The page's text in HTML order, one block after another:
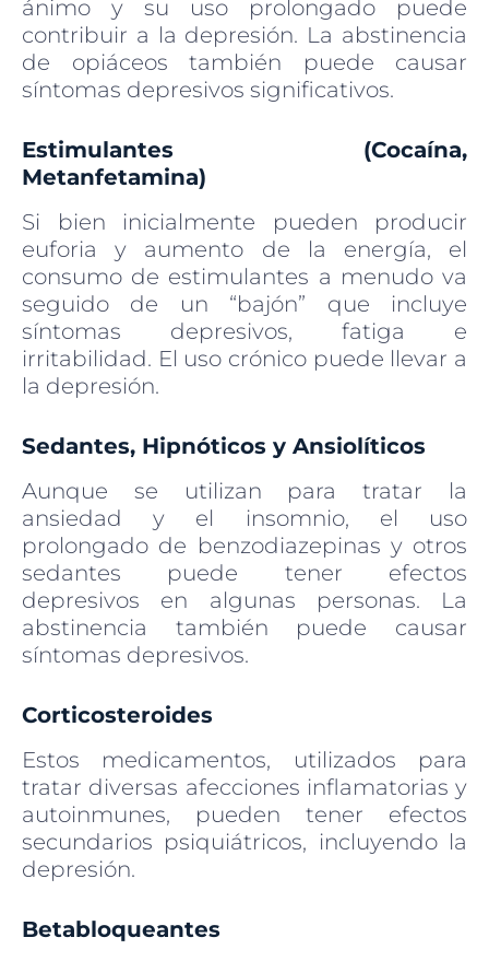
ánimo y su uso prolongado puede
contribuir a la depresión. La abstinencia
de opiáceos también puede causar
síntomas depresivos significativos.
Estimulantes (Cocaína,
Metanfetamina)
Si bien inicialmente pueden producir
euforia y aumento de la energía, el
consumo de estimulantes a menudo va
seguido de un “bajón” que incluye
síntomas depresivos, fatiga e
irritabilidad. El uso crónico puede llevar a
la depresión.
Sedantes, Hipnóticos y Ansiolíticos
Aunque se utilizan para tratar la
ansiedad y el insomnio, el uso
prolongado de benzodiazepinas y otros
sedantes puede tener efectos
depresivos en algunas personas. La
abstinencia también puede causar
síntomas depresivos.
Corticosteroides
Estos medicamentos, utilizados para
tratar diversas afecciones inflamatorias y
autoinmunes, pueden tener efectos
secundarios psiquiátricos, incluyendo la
depresión.
Betabloqueantes